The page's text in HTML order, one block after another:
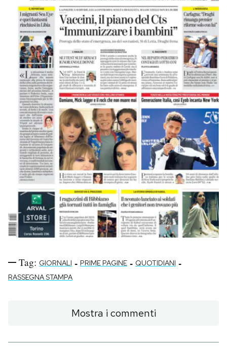
Tag: GIORNALI - PRIME PAGINE - QUOTIDIANI -
RASSEGNA STAMPA
Mostra i commenti